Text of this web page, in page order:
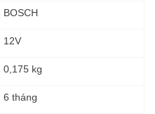
BOSCH
12V
0,175 kg
6 tháng